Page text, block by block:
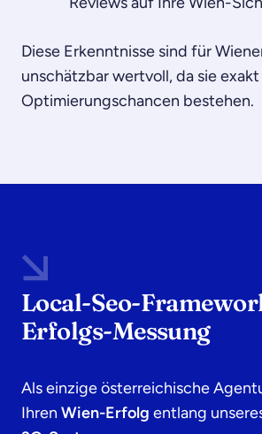
Diese Erkenntnisse sind für
unschätzbar wertvoll, da sie
Optimierungschancen bestehen.
Local-Seo-
Erfolgs-Messung
Als einzige österreichische
Ihren Wien-Erfolg entlang